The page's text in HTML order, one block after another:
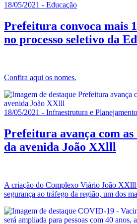
18/05/2021 - Educação
Prefeitura convoca mais
no processo seletivo da
Confira aqui os nomes.
18/05/2021 - Infraestrutura e
Prefeitura avança com as
da avenida João XXlll
A criação do Complexo Viário João XXlll
segurança ao tráfego da região, um dos